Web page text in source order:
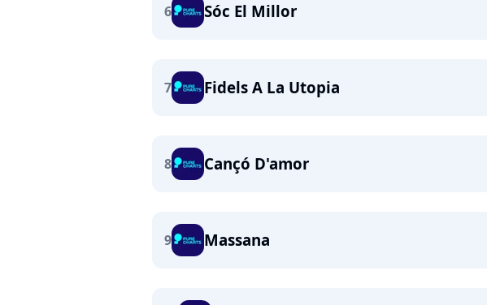
6 Sóc El Millor
7 Fidels A La Utopia
8 Cançó D'amor
9 Massana